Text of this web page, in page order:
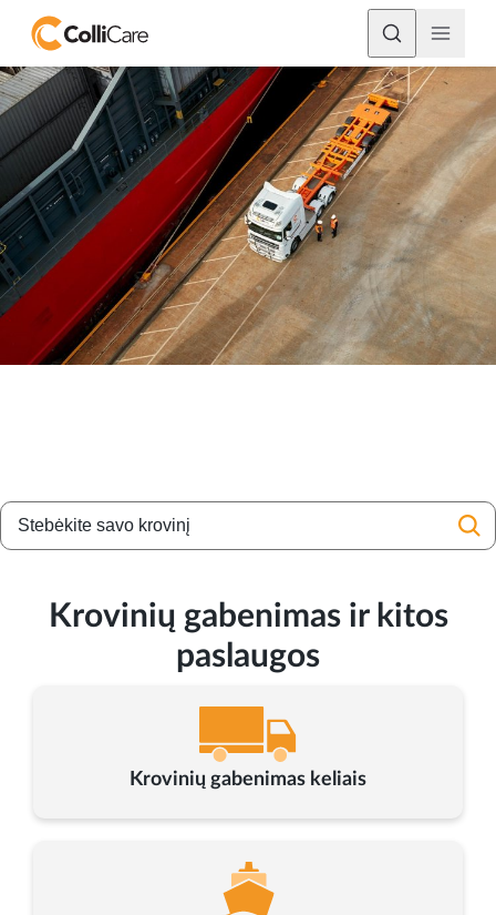
Krovinių gabenimas ir kitos
paslaugos
Krovinių gabenimas keliais